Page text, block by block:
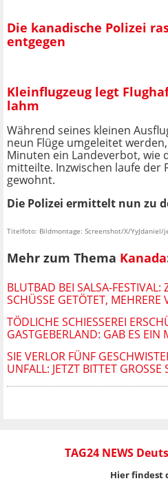
Die kanadische Polizei
entgegen
Kleinflugzeug legt
lahm
Während seines kleinen
neun Flüge umgeleitet
Minuten ein Landeverbot, wie
mitteilte. Inzwischen laufe der
gewohnt.
Die Polizei ermittelt nun zu
Titelfoto: Bildmontage: Screenshot/X/YyJdaniel/
Mehr zum Thema Kanada
BLUTBAD BEI SALSA-
SCHÜSSE GETÖTET, MEHRERE
TÖDLICHE SCHIESSEREI
ASTGEBERLAND: GAB ES EIN
SIE VERLOR FÜNF
UNFALL: JETZT BITTET GROSSE
TAG24 NEWS
Hier findest